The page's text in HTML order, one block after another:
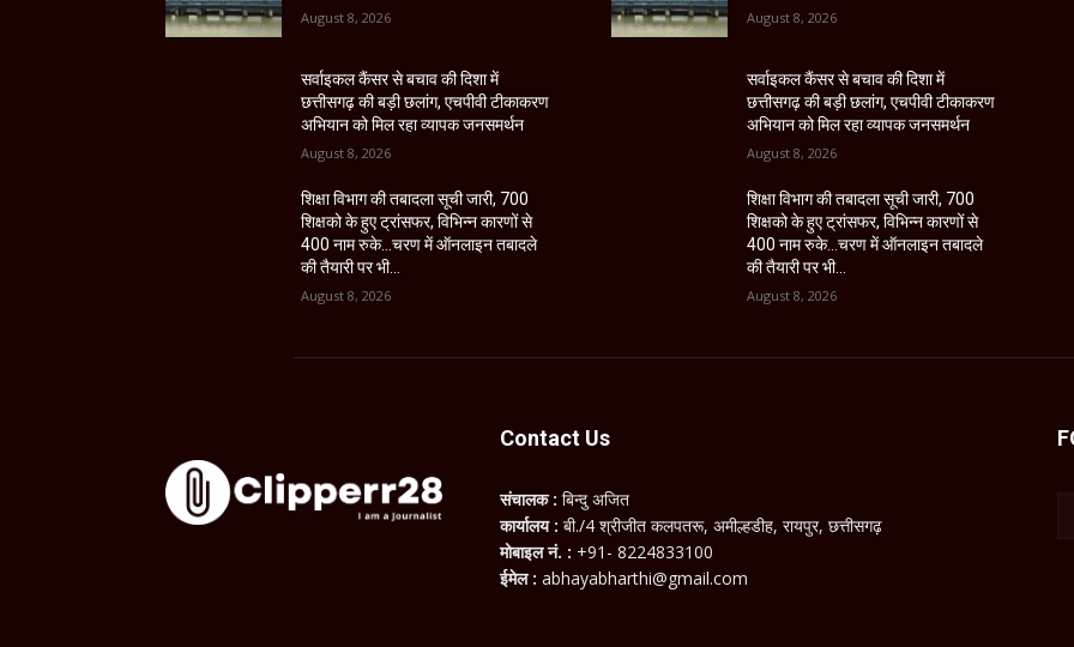
August 8, 2026
सर्वाइकल कैंसर से बचाव की दिशा में
छत्तीसगढ़ की बड़ी छलांग, एचपीवी टीकाकरण
अभियान को मिल रहा व्यापक जनसमर्थन
August 8, 2026
शिक्षा विभाग की तबादला सूची जारी, 700
शिक्षको के हुए ट्रांसफर, विभिन्न कारणों से
400 नाम रुके…चरण में ऑनलाइन तबादले
की तैयारी पर भी...
August 8, 2026
August 8, 2026
सर्वाइकल कैंसर से बचाव की दिशा में
छत्तीसगढ़ की बड़ी छलांग, एचपीवी टीकाकरण
अभियान को मिल रहा व्यापक जनसमर्थन
August 8, 2026
शिक्षा विभाग की तबादला सूची जारी, 700
शिक्षको के हुए ट्रांसफर, विभिन्न कारणों से
400 नाम रुके…चरण में ऑनलाइन तबादले
की तैयारी पर भी...
August 8, 2026
Contact Us
संचालक : बिन्दु अजित
कार्यालय : बी./4 श्रीजीत कलपतरू, अमील्हडीह, रायपुर, छत्तीसगढ़
मोबाइल नं. : +91- 8224833100
ईमेल : abhayabharthi@gmail.com